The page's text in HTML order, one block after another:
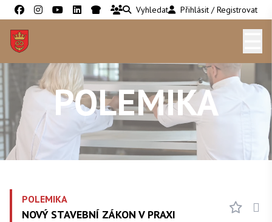
Vyhledat Přihlásit / Registrovat
POLEMIKA
POLEMIKA
NOVÝ STAVEBNÍ ZÁKON V PRAXI